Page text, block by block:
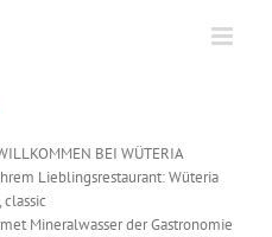
BEI WÜTERIA
Lieblingsrestaurant:Wüteria
Mineralwasser der Gastronomie